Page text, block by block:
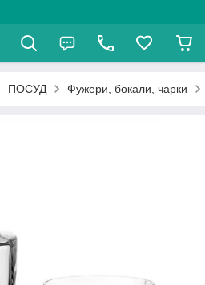
ПОСУД Фужери, бокали, чарки